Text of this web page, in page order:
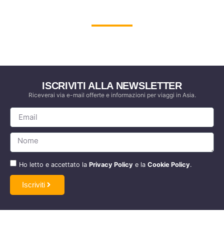
ISCRIVITI ALLA NEWSLETTER
Riceverai via e-mail offerte e informazioni per viaggi in Asia.
Ho letto e accettato la Privacy Policy e la Cookie Policy.
Iscriviti